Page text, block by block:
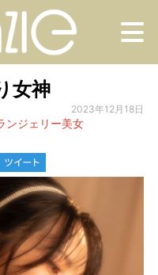
女神
2023年12月18日
ンジェリー美女